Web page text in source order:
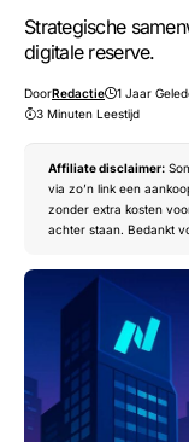
Strategische
digitale reserve.
DoorRedactie 1 Jaar
3 Minuten Leestijd
Affiliate disclaimer:
via zo’n link een
zonder extra kosten
achter staan. Bedankt